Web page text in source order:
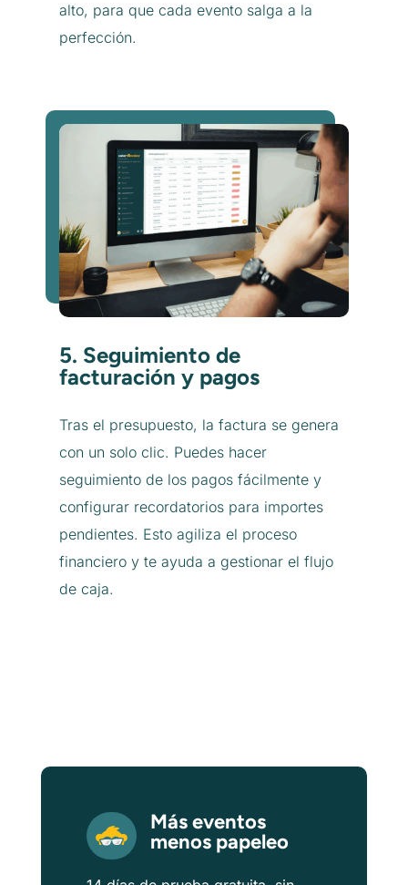
alto, para que cada evento salga a la
perfección.
5. Seguimiento de
facturación y pagos
Tras el presupuesto, la factura se genera
con un solo clic. Puedes hacer
seguimiento de los pagos fácilmente y
configurar recordatorios para importes
pendientes. Esto agiliza el proceso
financiero y te ayuda a gestionar el flujo
de caja.
Más eventos
menos papeleo